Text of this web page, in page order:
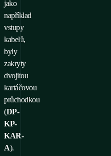
jako
například
vstupy
kabelů,
byly
zakryty
dvojitou
kartáčovou
průchodkou
(DP-
KP-
KAR-
A).